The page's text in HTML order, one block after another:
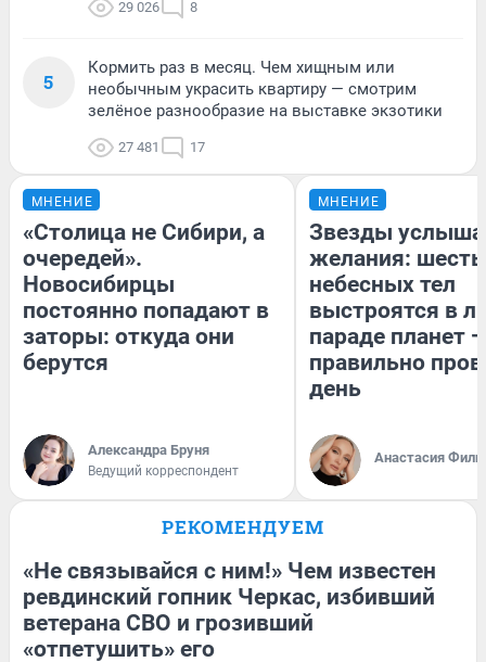
29 026 8
5
Кормить раз в месяц. Чем хищным или
необычным украсить квартиру — смотрим
зелёное разнообразие на выставке экзотики
27 481 17
МНЕНИЕ
«Столица не Сибири, а
очередей».
Новосибирцы
постоянно попадают в
заторы: откуда они
берутся
Александра Бруня
Ведущий корреспондент
МНЕНИЕ
Звезды
желания: шесть
небесных тел
выстроятся в
параде планет
правильно
день
Анастасия
РЕКОМЕНДУЕМ
«Не связывайся с ним!» Чем известен
ревдинский гопник Черкас, избивший
ветерана СВО и грозивший
«отпетушить» его